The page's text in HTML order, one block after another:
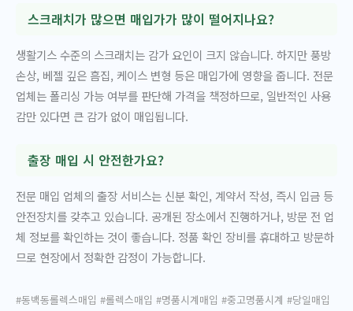
스크래치가 많으면 매입가가 많이 떨어지나요?
생활기스 수준의 스크래치는 감가 요인이 크지 않습니다. 하지만 풍방
손상, 베젤 깊은 흠집, 케이스 변형 등은 매입가에 영향을 줍니다. 전문
업체는 폴리싱 가능 여부를 판단해 가격을 책정하므로, 일반적인 사용
감만 있다면 큰 감가 없이 매입됩니다.
출장 매입 시 안전한가요?
전문 매입 업체의 출장 서비스는 신분 확인, 계약서 작성, 즉시 입금 등
안전장치를 갖추고 있습니다. 공개된 장소에서 진행하거나, 방문 전 업
체 정보를 확인하는 것이 좋습니다. 정품 확인 장비를 휴대하고 방문하
므로 현장에서 정확한 감정이 가능합니다.
#동백동롤렉스매입 #롤렉스매입 #명품시계매입 #중고명품시계 #당일매입